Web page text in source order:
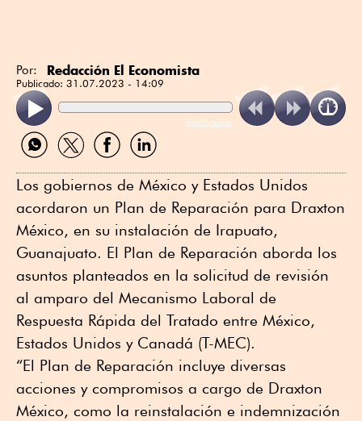
Por: Redacción El Economista
Publicado: 31.07.2023 - 14:09
ReadSpeaker
Compartir
por
Compartir
por
Compartir
por
Compartir
por
Los gobiernos de México y Estados Unidos
acordaron un Plan de Reparación para Draxton
México, en su instalación de Irapuato,
Guanajuato. El Plan de Reparación aborda los
asuntos planteados en la solicitud de revisión
al amparo del Mecanismo Laboral de
Respuesta Rápida del Tratado entre México,
Estados Unidos y Canadá (T-MEC).
“El Plan de Reparación incluye diversas
acciones y compromisos a cargo de Draxton
México, como la reinstalación e indemnización